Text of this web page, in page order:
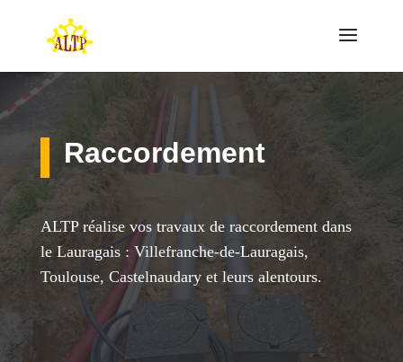
Raccordement
ALTP réalise vos travaux de raccordement dans
le Lauragais : Villefranche-de-Lauragais,
Toulouse, Castelnaudary et leurs alentours.